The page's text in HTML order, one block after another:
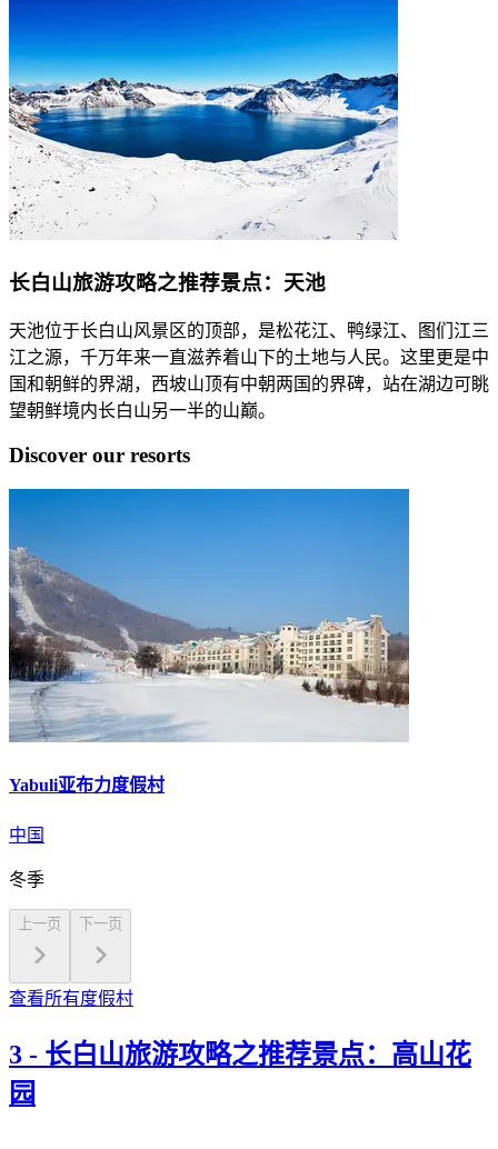
长白山旅游攻略之推荐景点：天池
天池位于长白山风景区的顶部，是松花江、鸭绿江、图们江三
江之源，千万年来一直滋养着山下的土地与人民。这里更是中
国和朝鲜的界湖，西坡山顶有中朝两国的界碑，站在湖边可眺
望朝鲜境内长白山另一半的山巅。
Discover our resorts
Yabuli亚布力度假村
中国
冬季
上一页 下一页
查看所有度假村
3 - 长白山旅游攻略之推荐景点：高山花
园